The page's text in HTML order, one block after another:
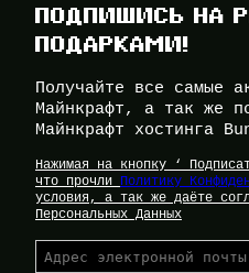
ПОДПИШИСЬ НА
ПОДАРКАМИ!
Получайте все самые
Майнкрафт, а так же
Майнкрафт хостинга
Нажимая на кнопку ‘
что прочли Политику
условия, а так же даёте
Персональных Данных